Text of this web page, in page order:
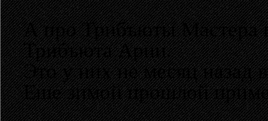
А про Трибъюты Мастера
Трибъюта Арии.
Это у них не месяц назад
Еше зимой прошлой